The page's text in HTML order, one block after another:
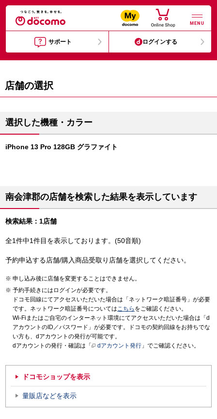
MENU
サポート ログインする
店舗の選択
選択した機種・カラー
iPhone 13 Pro 128GB グラファイト
南会津郡の店舗を検索した結果を表示しています
検索結果：1店舗
全1件中1件目を表示しております。(50音順)
予約申込する店舗/購入商品受取り店舗を選択してください。
申し込み後に店舗を変更することはできません。
予約手続きにはログインが必要です。
ドコモ回線にてアクセスいただいた場合は「ネットワーク暗証番号」が必要
です。ネットワーク暗証番号についてはこちら をご確認ください。
Wi-Fiまたはご自宅のインターネット環境にてアクセスいただいた場合は「d
アカウントのID／パスワード」が必要です。ドコモの契約回線をお持ちでな
い方も、dアカウントの発行が可能です。
dアカウントの発行・確認は「
dアカウント発行 」でご確認ください。
ドコモショップを表示
量販店などを表示